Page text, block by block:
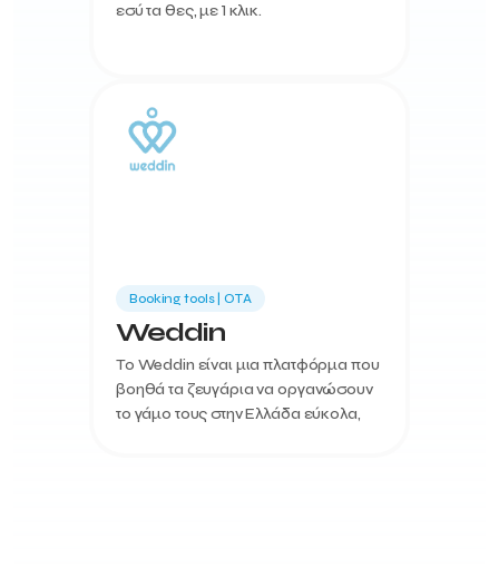
εσύ τα θες, με 1 κλικ.
Booking tools | ΟΤΑ
Weddin
To Weddin είναι μια πλατφόρμα που
βοηθά τα ζευγάρια να οργανώσουν
το γάμο τους στην Ελλάδα εύκολα,